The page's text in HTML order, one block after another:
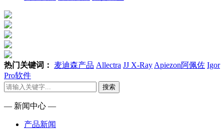
热门关键词： 麦迪森产品 Allectra JJ X-Ray Apiezon阿佩佐 Igor
Pro软件
搜索
— 新闻中心 —
产品新闻